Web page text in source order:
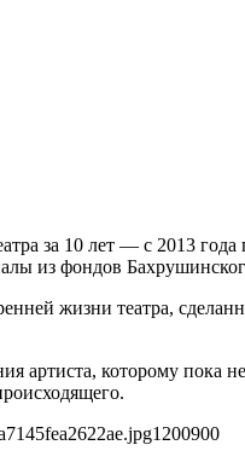
за 10 лет — с 2013
из фондов
жизни театра,
артиста, которому пока
1200900